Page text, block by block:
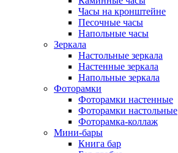
Часы на кронштейне
Песочные часы
Напольные часы
Зеркала
Настольные зеркала
Настенные зеркала
Напольные зеркала
Фоторамки
Фоторамки настенные
Фоторамки настольные
Фоторамка-коллаж
Мини-бары
Книга бар